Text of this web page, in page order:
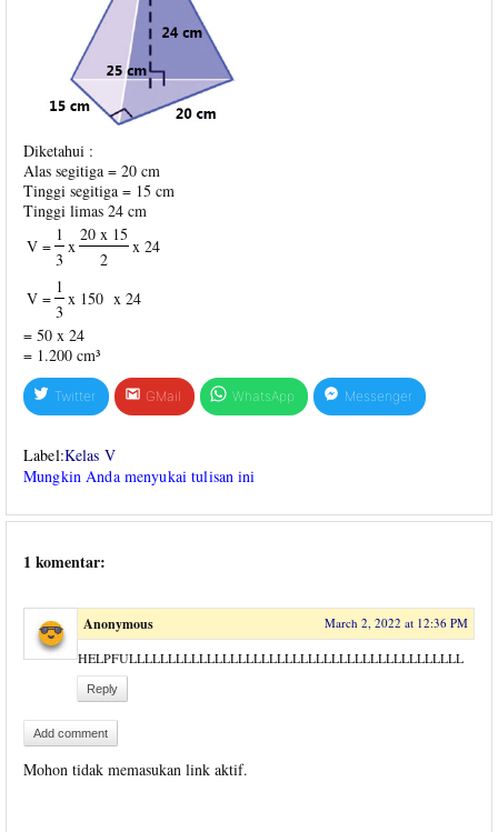
Diketahui :
Alas segitiga = 20 cm
Tinggi segitiga = 15 cm
Tinggi limas 24 cm
V =
1
x
20 x 15
x 24
3
2
V =
1
x 150 x 24
3
= 50 x 24
= 1.200 cm³
Twitter GMail WhatsApp Messenger
Label:Kelas V
Mungkin Anda menyukai tulisan ini
1 komentar:
Anonymous March 2, 2022 at 12:36 PM
HELPFULLLLLLLLLLLLLLLLLLLLLLLLLLLLLLLLLLLLLLLLLLL
Reply
Add comment
Mohon tidak memasukan link aktif.